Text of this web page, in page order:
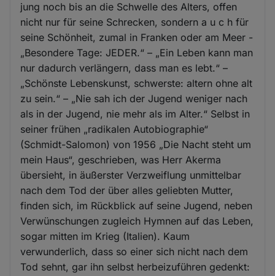
jung noch bis an die Schwelle des Alters, offen
nicht nur für seine Schrecken, sondern a u c h für
seine Schönheit, zumal in Franken oder am Meer -
„Besondere Tage: JEDER.“ – „Ein Leben kann man
nur dadurch verlängern, dass man es lebt.“ –
„Schönste Lebenskunst, schwerste: altern ohne alt
zu sein.“ – „Nie sah ich der Jugend weniger nach
als in der Jugend, nie mehr als im Alter.“ Selbst in
seiner frühen „radikalen Autobiographie“
(Schmidt-Salomon) von 1956 „Die Nacht steht um
mein Haus“, geschrieben, was Herr Akerma
übersieht, in äußerster Verzweiflung unmittelbar
nach dem Tod der über alles geliebten Mutter,
finden sich, im Rückblick auf seine Jugend, neben
Verwünschungen zugleich Hymnen auf das Leben,
sogar mitten im Krieg (Italien). Kaum
verwunderlich, dass so einer sich nicht nach dem
Tod sehnt, gar ihn selbst herbeizuführen gedenkt: